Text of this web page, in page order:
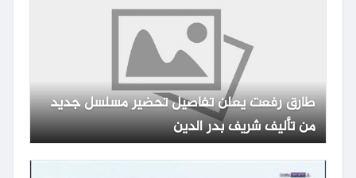
طارق رفعت يعلن تفاصيل تحضير مسلسل جديد
من تأليف شريف بدر الدين